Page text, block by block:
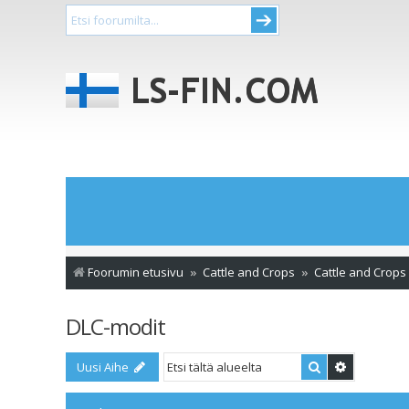
Foorumin etusivu Cattle and Crops Cattle and
DLC-modit
Uusi Aihe Etsi